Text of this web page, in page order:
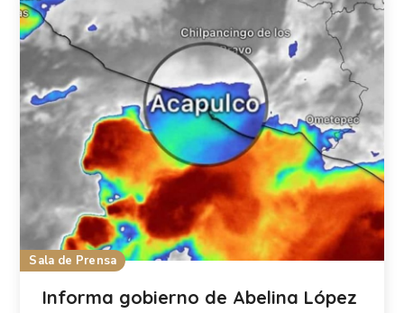
Sala de Prensa
Informa gobierno de Abelina López